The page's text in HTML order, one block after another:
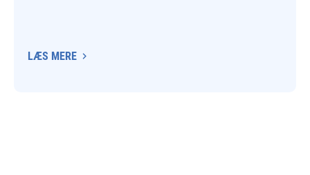
LÆS MERE